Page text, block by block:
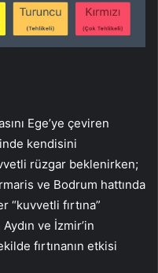
Ege’ye çeviren
kendisini
rüzgar beklenirken;
ve Bodrum hattında
“kuvvetli fırtına”
ve İzmir’in
fırtınanın etkisi